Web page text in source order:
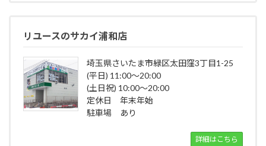
リユースのサカイ浦和店
埼玉県さいたま市緑区太田窪3丁目1-25
(平日) 11:00～20:00
(土日祝) 10:00～20:00
定休日 年末年始
駐車場 あり
詳細はこちら